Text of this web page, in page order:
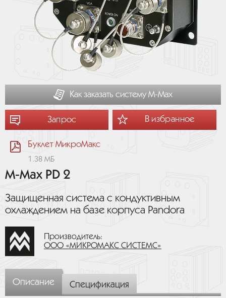
Как заказать систему М-Мах
Запрос В избранное
Буклет МикроМакс
1.38 МБ
M-Max PD 2
Защищенная система с кондуктивным
охлаждением на базе корпуса Pandora
Производитель:
ООО «МИКРОМАКС СИСТЕМС»
Описание Спецификация